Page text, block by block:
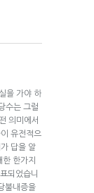
을 가야 하
수는 그럴
의미에서
유전적으
답을 알
한가지
되었습니
불내증을